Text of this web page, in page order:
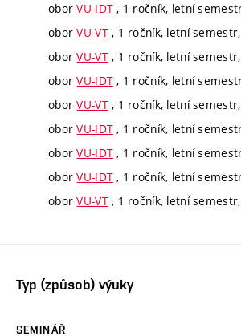
oborVU-IDT , 1 ročník, letní
oborVU-VT, 1 ročník, letní
oborVU-VT, 1 ročník, letní
oborVU-IDT , 1 ročník, letní
oborVU-VT, 1 ročník, letní
oborVU-IDT , 1 ročník, letní
oborVU-IDT , 1 ročník, letní
oborVU-IDT , 1 ročník, letní
oborVU-VT, 1 ročník, letní
Typ (způsob) výuky
SEMINÁŘ